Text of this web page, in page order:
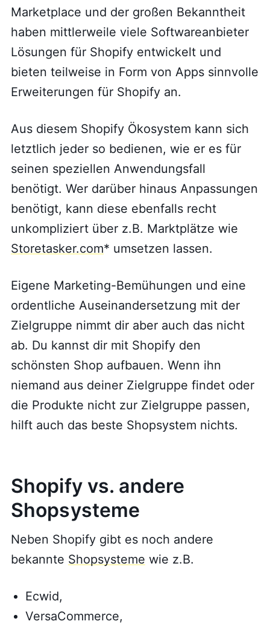
Marketplace und der großen Bekanntheit
haben mittlerweile viele Softwareanbieter
Lösungen für Shopify entwickelt und
bieten teilweise in Form von Apps sinnvolle
Erweiterungen für Shopify an.
Aus diesem Shopify Ökosystem kann sich
letztlich jeder so bedienen, wie er es für
seinen speziellen Anwendungsfall
benötigt. Wer darüber hinaus Anpassungen
benötigt, kann diese ebenfalls recht
unkompliziert über z.B. Marktplätze wie
Storetasker.com* umsetzen lassen.
Eigene Marketing-Bemühungen und eine
ordentliche Auseinandersetzung mit der
Zielgruppe nimmt dir aber auch das nicht
ab. Du kannst dir mit Shopify den
schönsten Shop aufbauen. Wenn ihn
niemand aus deiner Zielgruppe findet oder
die Produkte nicht zur Zielgruppe passen,
hilft auch das beste Shopsystem nichts.
Shopify vs. andere
Shopsysteme
Neben Shopify gibt es noch andere
bekannte Shopsysteme wie z.B.
Ecwid,
VersaCommerce,